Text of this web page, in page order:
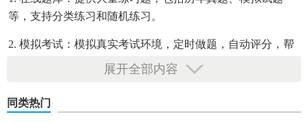
等，支持分类练习和随机练习。
2. 模拟考试：模拟真实考试环境，定时做题，自动评分，帮
助用户熟悉考试流程，评估备考效果。
图文解析等多种形式，方便用户理解记忆。
展开全部内容
同类热门